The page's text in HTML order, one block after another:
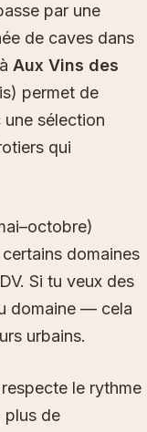
par une
de caves dans
Aux Vins des
permet de
sélection
qui
certains domaines
Si tu veux des
domaine — cela
urbains.
le rythme
de